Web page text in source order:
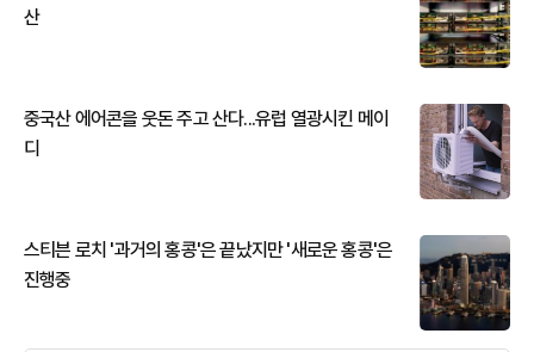
산
중국산 에어콘을 웃돈 주고 산다...유럽 열광시킨 메이
디
스티븐 로치 '과거의 홍콩'은 끝났지만 '새로운 홍콩'은
진행중